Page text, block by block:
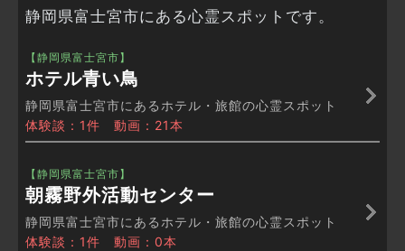
静岡県富士宮市にある心霊スポットです。
【静岡県富士宮市】
ホテル青い鳥
静岡県富士宮市にあるホテル・旅館の心霊スポット
体験談：1件 動画：21本
【静岡県富士宮市】
朝霧野外活動センター
静岡県富士宮市にあるホテル・旅館の心霊スポット
体験談：1件 動画：0本